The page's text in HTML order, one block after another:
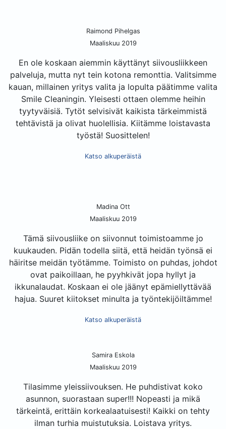
Raimond Pihelgas
Maaliskuu 2019
En ole koskaan aiemmin käyttänyt siivousliikkeen
palveluja, mutta nyt tein kotona remonttia. Valitsimme
kauan, millainen yritys valita ja lopulta päätimme valita
Smile Cleaningin. Yleisesti ottaen olemme heihin
tyytyväisiä. Tytöt selvisivät kaikista tärkeimmistä
tehtävistä ja olivat huolellisia. Kiitämme loistavasta
työstä! Suosittelen!
Katso alkuperäistä
Madina Ott
Maaliskuu 2019
Tämä siivousliike on siivonnut toimistoamme jo
kuukauden. Pidän todella siitä, että heidän työnsä ei
häiritse meidän työtämme. Toimisto on puhdas, johdot
ovat paikoillaan, he pyyhkivät jopa hyllyt ja
ikkunalaudat. Koskaan ei ole jäänyt epämiellyttävää
hajua. Suuret kiitokset minulta ja työntekijöiltämme!
Katso alkuperäistä
Samira Eskola
Maaliskuu 2019
Tilasimme yleissiivouksen. He puhdistivat koko
asunnon, suorastaan super!!! Nopeasti ja mikä
tärkeintä, erittäin korkealaatuisesti! Kaikki on tehty
ilman turhia muistutuksia. Loistava yritys.